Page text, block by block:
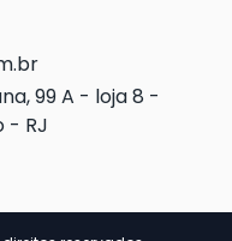
99 A - loja 8 -
- RJ